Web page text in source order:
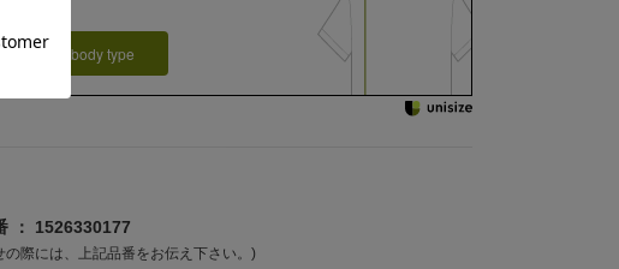
on your body type
： 1526330177
の際には、上記品番をお伝え下さい。)